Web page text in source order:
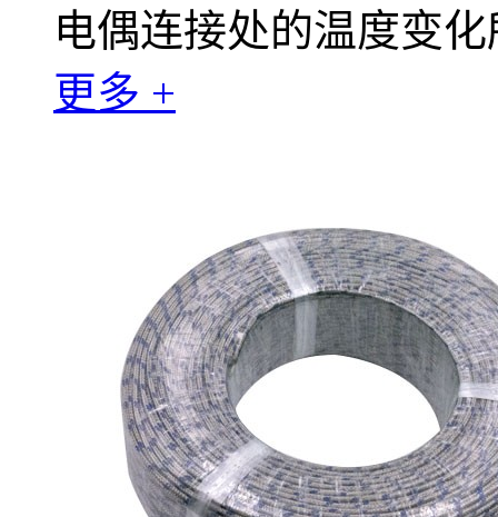
电偶连接处的温度变
更多 +